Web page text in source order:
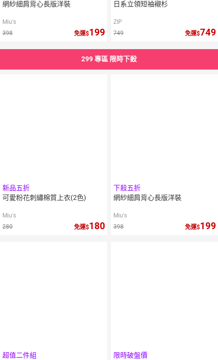
網紗細肩背心長版洋裝
Miu's
398
免運 199
日系立領短袖襯杉
ZIP
749
免運 749
299 專區 限時下殺
新品五折
可愛粉花刺繡棉質上衣(2色)
Miu's
280
免運 180
下殺五折
網紗細肩背心長版洋裝
Miu's
398
免運 199
超值二件組
限時破盤價